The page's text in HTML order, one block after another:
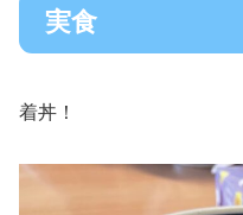
実食
着丼！